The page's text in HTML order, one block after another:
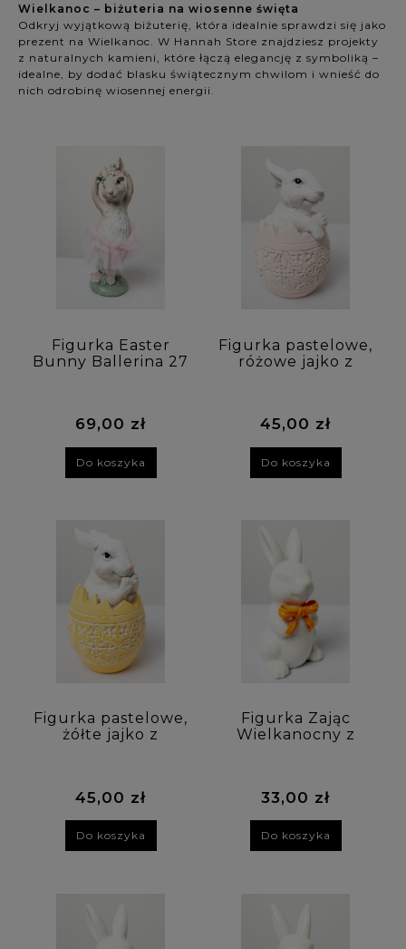
Cena: (wybierz)
Nowość: (wybierz)
Wielkanoc – biżuteria na wiosenne święta
Odkryj wyjątkową biżuterię, która idealnie sprawdzi się jako
prezent na Wielkanoc. W Hannah Store znajdziesz projekty
z naturalnych kamieni, które łączą elegancję z symboliką –
idealne, by dodać blasku świątecznym chwilom i wnieść do
nich odrobinę wiosennej energii.
Figurka Easter
Bunny Ballerina 27
69,00 zł
Do koszyka
Figurka pastelowe,
różowe jajko z
45,00 zł
Do koszyka
Figurka pastelowe,
żółte jajko z
45,00 zł
Do koszyka
Figurka Zając
Wielkanocny z
33,00 zł
Do koszyka